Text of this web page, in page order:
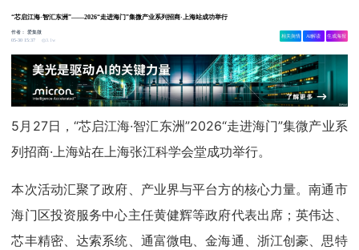
“芯启江海·智汇东洲”——2026“走进海门”集微产业系列招商·上海站成功举行
作者：爱集微
05-30 15:37
3.1w
相关舆情 AI解读 生成海报
5月27日，“芯启江海·智汇东洲”2026“走进海门”集微产业系
列招商·上海站在上海张江科学会堂成功举行。
本次活动汇聚了政府、产业界与平台方的核心力量。南通市
海门区投资服务中心主任黄健辉等政府代表出席；英伟达、
芯丰精密、达索系统、通富微电、金海通、浙江创豪、思特